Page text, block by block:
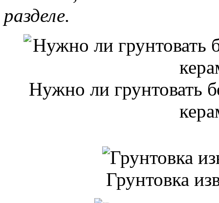
разделе.
Нужно ли грунтовать
Грунтовка